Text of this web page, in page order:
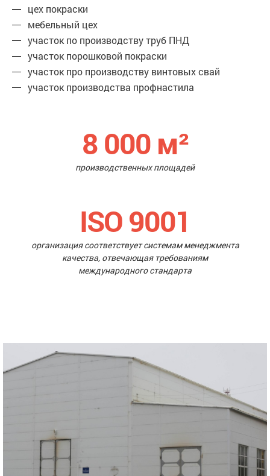
цех покраски
мебельный цех
участок по производству труб ПНД
участок порошковой покраски
участок про производству винтовых свай
участок производства профнастила
8 000 м²
производственных площадей
ISO 9001
организация соответствует системам менеджмента
качества, отвечающая требованиям
международного стандарта